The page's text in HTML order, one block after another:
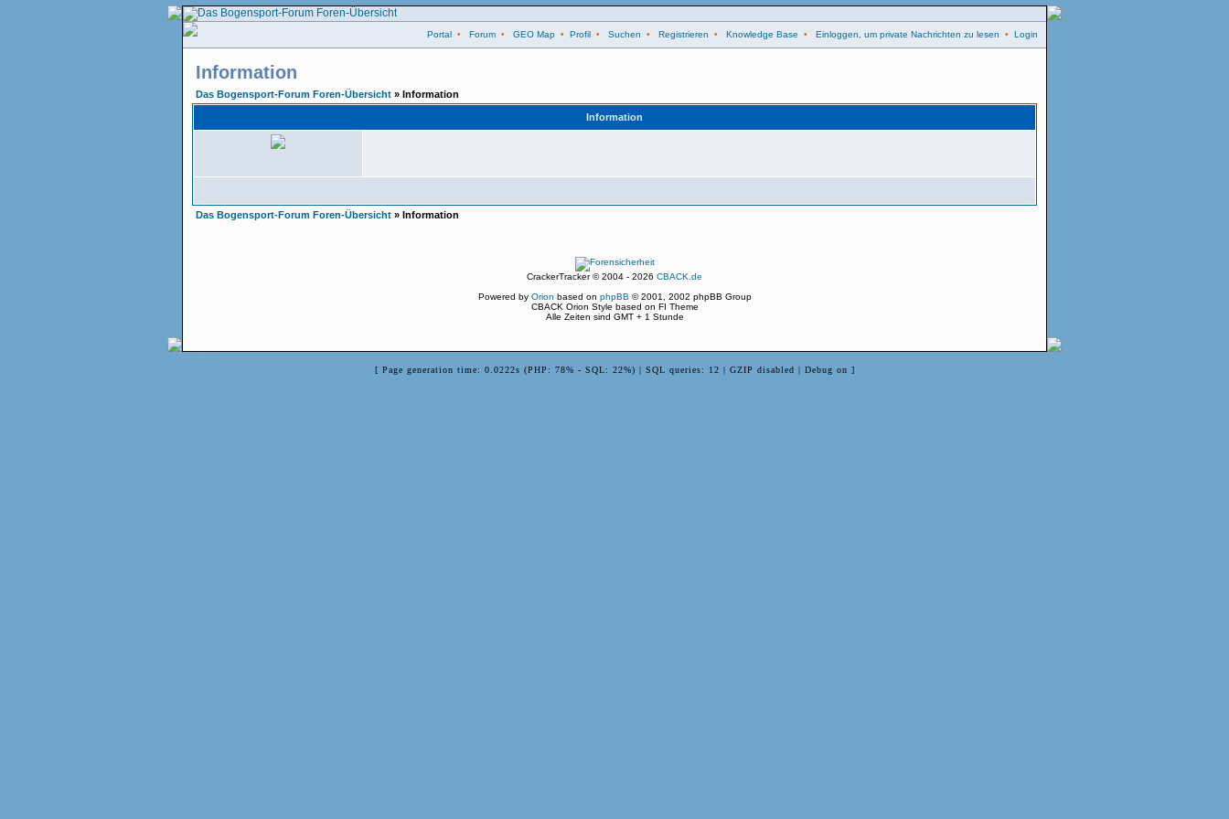
Portal • Forum • GEO Map • Profil • Suchen • Registrieren • Knowledge Base • Einloggen, um private Nachrichten zu lesen • Login
Information
Das Bogensport-Forum Foren-Übersicht » Information
Information
Das Bogensport-Forum Foren-Übersicht » Information
CrackerTracker © 2004 - 2026 CBACK.de
Powered by Orion based on phpBB © 2001, 2002 phpBB Group
CBACK Orion Style based on FI Theme
Alle Zeiten sind GMT + 1 Stunde
[ Page generation time: 0.0222s (PHP: 78% - SQL: 22%) | SQL queries: 12 | GZIP disabled | Debug on ]